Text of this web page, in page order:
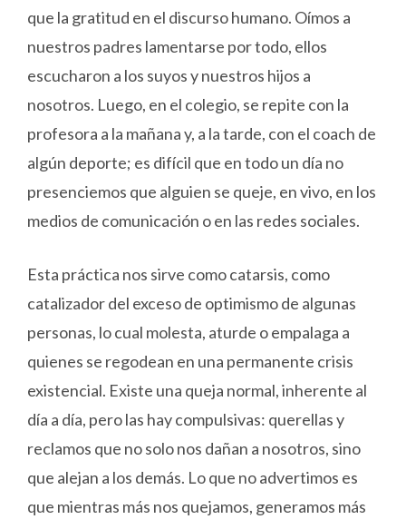
que la gratitud en el discurso humano. Oímos a
nuestros padres lamentarse por todo, ellos
escucharon a los suyos y nuestros hijos a
nosotros. Luego, en el colegio, se repite con la
profesora a la mañana y, a la tarde, con el coach de
algún deporte; es difícil que en todo un día no
presenciemos que alguien se queje, en vivo, en los
medios de comunicación o en las redes sociales.
Esta práctica nos sirve como catarsis, como
catalizador del exceso de optimismo de algunas
personas, lo cual molesta, aturde o empalaga a
quienes se regodean en una permanente crisis
existencial. Existe una queja normal, inherente al
día a día, pero las hay compulsivas: querellas y
reclamos que no solo nos dañan a nosotros, sino
que alejan a los demás. Lo que no advertimos es
que mientras más nos quejamos, generamos más